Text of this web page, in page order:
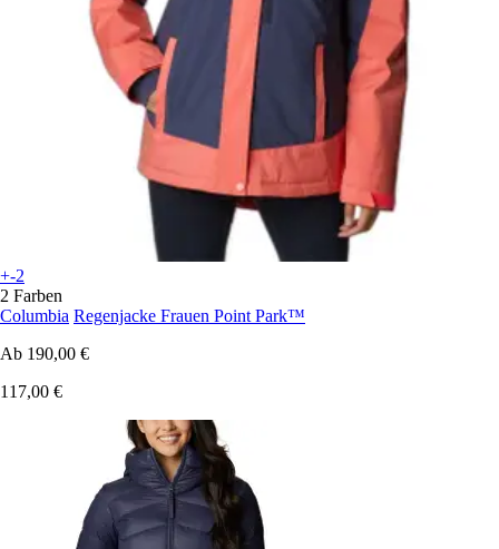
+-2
2 Farben
Columbia Regenjacke Frauen Point Park™
Ab 190,00 €
117,00 €